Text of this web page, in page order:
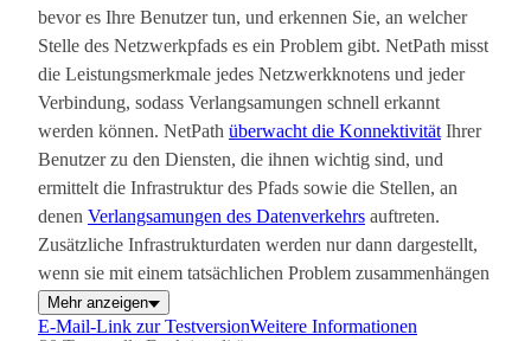
bevor es Ihre Benutzer tun, und erkennen Sie, an welcher
Stelle des Netzwerkpfads es ein Problem gibt. NetPath misst
die Leistungsmerkmale jedes Netzwerkknotens und jeder
Verbindung, sodass Verlangsamungen schnell erkannt
werden können. NetPath überwacht die Konnektivität Ihrer
Benutzer zu den Diensten, die ihnen wichtig sind, und
ermittelt die Infrastruktur des Pfads sowie die Stellen, an
denen Verlangsamungen des Datenverkehrs auftreten.
Zusätzliche Infrastrukturdaten werden nur dann dargestellt,
wenn sie mit einem tatsächlichen Problem zusammenhängen
könnten.
Mehr anzeigen
E-Mail-Link zur TestversionWeitere Informationen